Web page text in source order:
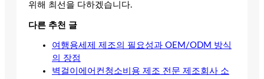
위해 최선을 다하겠습니다.
다른 추천 글
여행용세제 제조의 필요성과 OEM/ODM 방식
의 장점
벽걸이에어컨청소비용 제조 전문 제조회사 소